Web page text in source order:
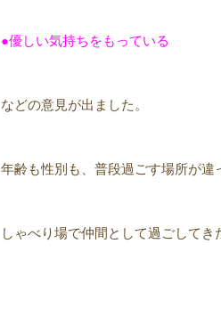
●優しい気持ちをもっている
などの意見が出ました。
年齢も性別も、普段過ごす場所が違
しゃべり場で仲間として過ごして